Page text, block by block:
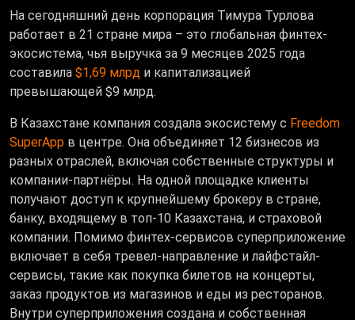
На сегодняшний день корпорация Тимура Турлова
работает в 21 стране мира – это глобальная финтех-
экосистема, чья выручка за 9 месяцев 2025 года
составила $1,69 млрд и капитализацией
превышающей $9 млрд.
В Казахстане компания создала экосистему с Freedom
SuperApp в центре. Она объединяет 12 бизнесов из
разных отраслей, включая собственные структуры и
компании-партнёры. На одной площадке клиенты
получают доступ к крупнейшему брокеру в стране,
банку, входящему в топ-10 Казахстана, и страховой
компании. Помимо финтех-сервисов суперприложение
включает в себя тревел-направление и лайфстайл-
сервисы, такие как покупка билетов на концерты,
заказ продуктов из магазинов и еды из ресторанов.
Внутри суперприложения создана и собственная